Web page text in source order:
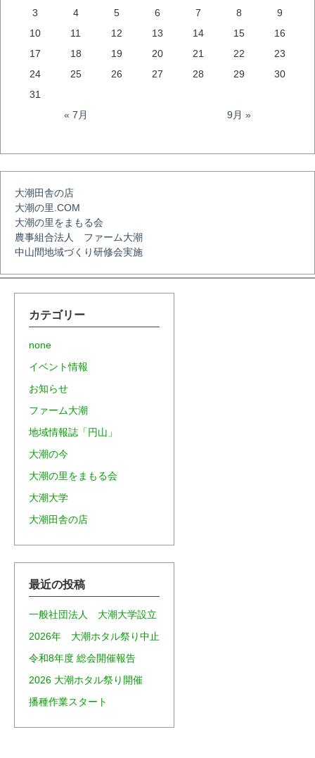
ゲ
ー
ョ
ン
3
4 5 6 7 8
9
10
11 12 13 14 15
16
17
18 19 20 21 22
23
24
25 26 27 28 29
30
31
« 7月
9月 »
大潮田舎の店
大潮の里.COM
大潮の里をまもる会
農事組合法人 ファーム大潮
中山間地域づくり研修会実施
カテゴリー
none
イベント情報
お知らせ
ファーム大潮
地域情報誌「円山」
大潮の今
大潮の里をまもる会
大潮大学
大潮田舎の店
最近の投稿
一般社団法人 大潮大学設立
2026年 大潮ホタル祭り中止
令和8年度 総会開催報告
2026 大潮ホタル祭り開催
播種作業スタート